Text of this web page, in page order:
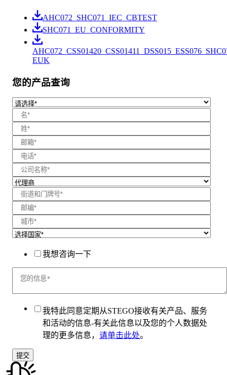
AHC072_SHC071_IEC_CBTEST
SHC071_EU_CONFORMITY
EUK
您的产品查询
我想咨询一下
我特此同意定期从STEGO接收有关产品、服务
和活动的信息-有关此信息以及您的个人数据处
理的更多信息， 请单击此处。